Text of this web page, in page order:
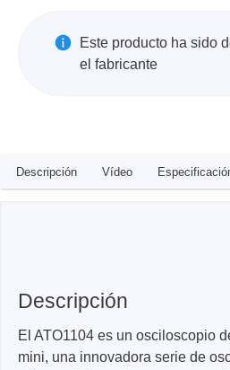
Este producto ha sido
el fabricante
Descripción Vídeo
Descripción
El ATO1104 es un osciloscopio
mini, una innovadora serie de